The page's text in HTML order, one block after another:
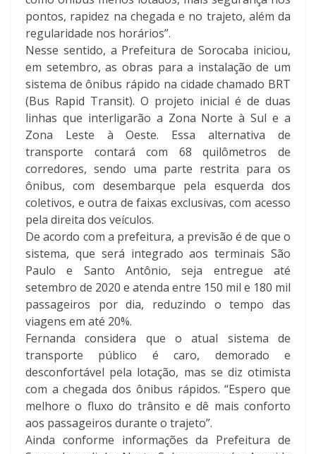
pontos, rapidez na chegada e no trajeto, além da
regularidade nos horários”.
Nesse sentido, a Prefeitura de Sorocaba iniciou,
em setembro, as obras para a instalação de um
sistema de ônibus rápido na cidade chamado BRT
(Bus Rapid Transit). O projeto inicial é de duas
linhas que interligarão a Zona Norte à Sul e a
Zona Leste à Oeste. Essa alternativa de
transporte contará com 68 quilômetros de
corredores, sendo uma parte restrita para os
ônibus, com desembarque pela esquerda dos
coletivos, e outra de faixas exclusivas, com acesso
pela direita dos veículos.
De acordo com a prefeitura, a previsão é de que o
sistema, que será integrado aos terminais São
Paulo e Santo Antônio, seja entregue até
setembro de 2020 e atenda entre 150 mil e 180 mil
passageiros por dia, reduzindo o tempo das
viagens em até 20%.
Fernanda considera que o atual sistema de
transporte público é caro, demorado e
desconfortável pela lotação, mas se diz otimista
com a chegada dos ônibus rápidos. “Espero que
melhore o fluxo do trânsito e dê mais conforto
aos passageiros durante o trajeto”.
Ainda conforme informações da Prefeitura de